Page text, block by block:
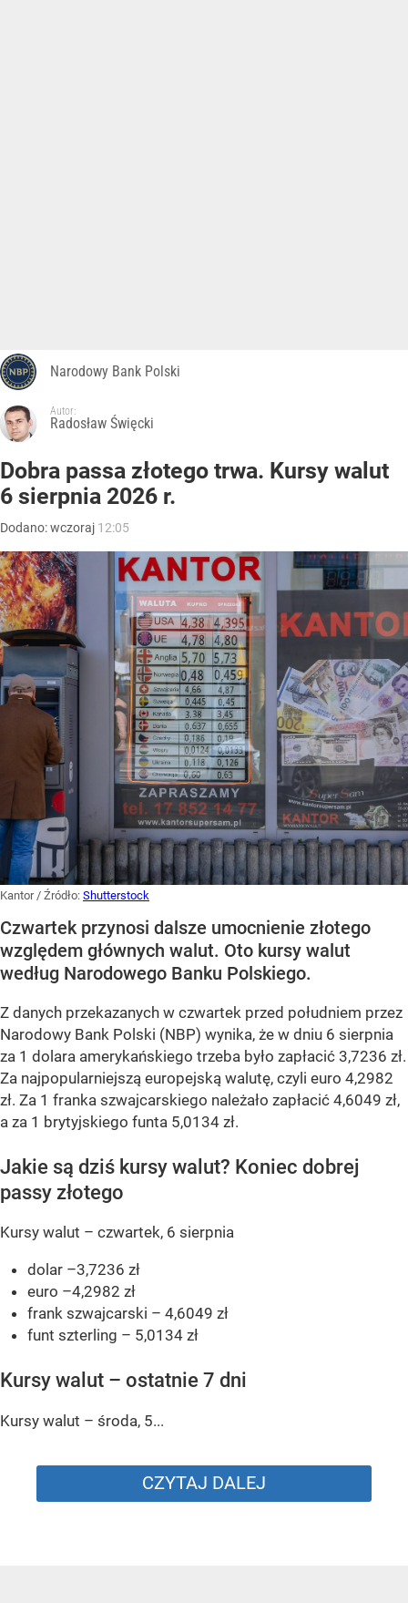
Narodowy Bank Polski
Autor:
Radosław Święcki
Dobra passa złotego trwa. Kursy walut
6 sierpnia 2026 r.
Dodano:wczoraj 12:05
Kantor/ Źródło: Shutterstock
Czwartek przynosi dalsze umocnienie złotego
względem głównych walut. Oto kursy walut
według Narodowego Banku Polskiego.
Z danych przekazanych w czwartek przed południem przez
Narodowy Bank Polski (NBP) wynika, że w dniu 6 sierpnia
za 1 dolara amerykańskiego trzeba było zapłacić 3,7236 zł.
Za najpopularniejszą europejską walutę, czyli euro 4,2982
zł. Za 1 franka szwajcarskiego należało zapłacić 4,6049 zł,
a za 1 brytyjskiego funta 5,0134 zł.
Jakie są dziś kursy walut? Koniec dobrej
passy złotego
Kursy walut – czwartek, 6 sierpnia
dolar –3,7236 zł
euro –4,2982 zł
frank szwajcarski – 4,6049 zł
funt szterling – 5,0134 zł
Kursy walut – ostatnie 7 dni
Kursy walut – środa, 5...
CZYTAJ DALEJ